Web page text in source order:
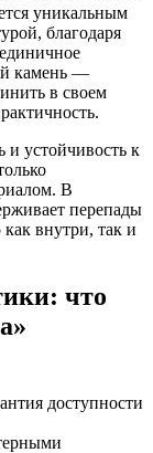
уникальным
благодаря
камень —
в своем
и устойчивость к
В
перепады
как внутри, так и
что
доступности